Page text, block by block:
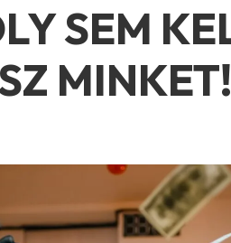
SEM
MINKET!